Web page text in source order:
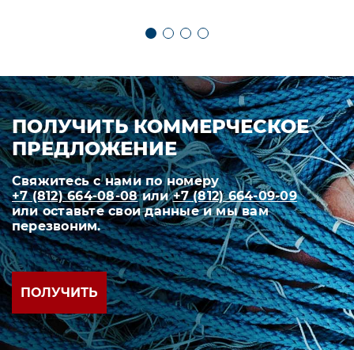
ПОЛУЧИТЬ КОММЕРЧЕСКОЕ
ПРЕДЛОЖЕНИЕ
Свяжитесь с нами по номеру
+7 (812) 664-08-08или+7 (812) 664-09-09
или оставьте свои данные и мы вам
перезвоним.
ПОЛУЧИТЬ